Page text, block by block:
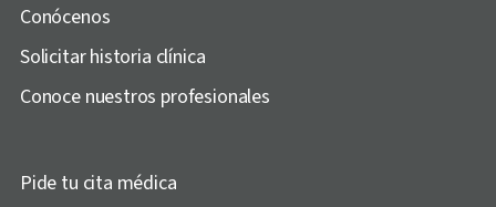
Conócenos
Solicitar historia clínica
Conoce nuestros profesionales
Pide tu cita médica